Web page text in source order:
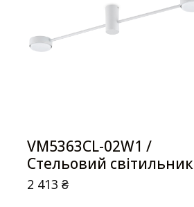
VM5363CL-02W1 /
Стельовий світильник
2 413₴